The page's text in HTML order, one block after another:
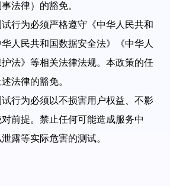
法律）的豁免。
行为必须严格遵守《中华人民共和
人民共和国数据安全法》《中华人
法》等相关法律法规。本政策的任
法律的豁免。
行为必须以不损害用户权益、不影
前提。禁止任何可能造成服务中
露等实际危害的测试。